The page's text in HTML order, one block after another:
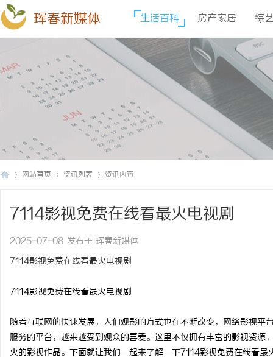
珲春新媒体 生活百科 房产家居 综
网站首页 资讯列表 资讯内容
7114影视免费在线看最火电视剧
2025-07-08 发布于 珲春新媒体
7114影视免费在线看最火电视剧
7114影视免费在线看最火电视剧
随着互联网的快速发展，人们观影的方式也在不断改变，网络影视
服务的平台，越来越受到观众的喜爱。这里不仅拥有丰富的影视资
火的影视作品。下面就让我们一起来了解一下7114影视免费在线看最